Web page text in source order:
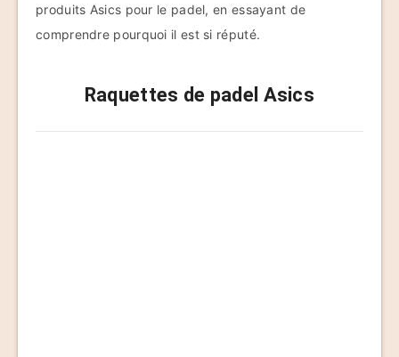
produits Asics pour le padel, en essayant de
comprendre pourquoi il est si réputé.
Raquettes de padel Asics